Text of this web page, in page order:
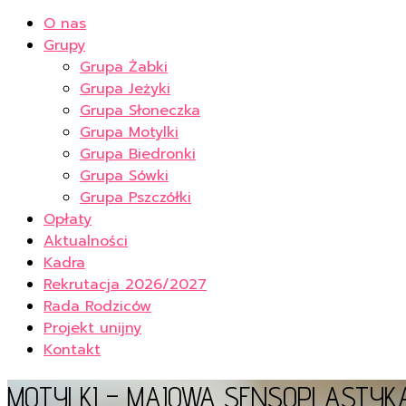
O nas
Grupy
Grupa Żabki
Grupa Jeżyki
Grupa Słoneczka
Grupa Motylki
Grupa Biedronki
Grupa Sówki
Grupa Pszczółki
Opłaty
Aktualności
Kadra
Rekrutacja 2026/2027
Rada Rodziców
Projekt unijny
Kontakt
MOTYLKI – MAJOWA